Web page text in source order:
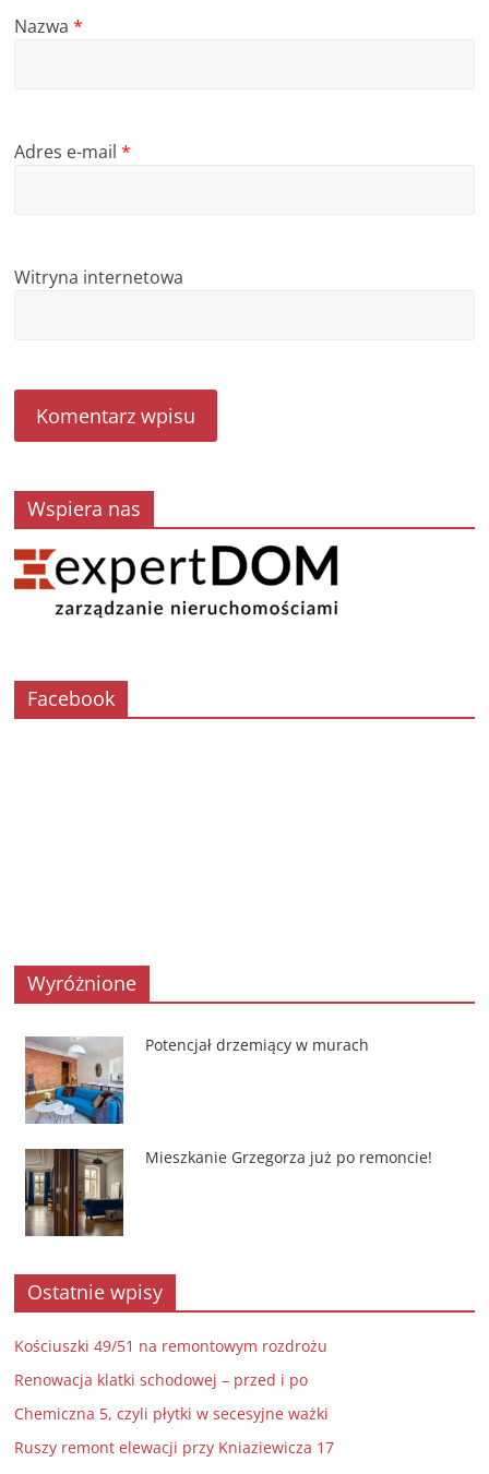
Nazwa*
Adres e-mail*
Witryna internetowa
Wspiera nas
Facebook
Wyróżnione
Potencjał drzemiący w murach
Mieszkanie Grzegorza już po remoncie!
Ostatnie wpisy
Kościuszki 49/51 na remontowym rozdrożu
Renowacja klatki schodowej – przed i po
Chemiczna 5, czyli płytki w secesyjne ważki
Ruszy remont elewacji przy Kniaziewicza 17